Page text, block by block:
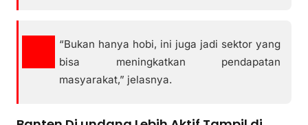
“Bukan hanya hobi, ini juga jadi sektor yang
bisa meningkatkan pendapatan
masyarakat,” jelasnya.